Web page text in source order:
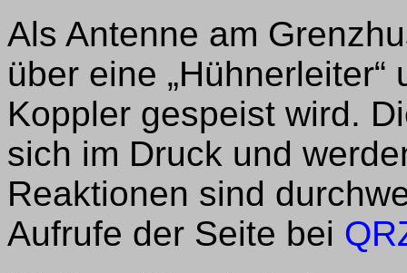
Als Antenne am
über eine
Koppler gespeist wird.
sich im Druck und
Reaktionen sind
Aufrufe der Seite bei